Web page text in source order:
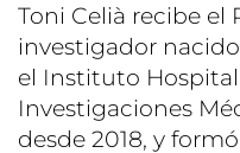
Toni Celià recibe el
investigador
el Instituto
Investigaciones
desde 2018, y